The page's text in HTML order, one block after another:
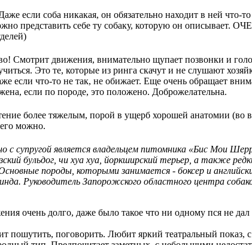
если соба никакая, он обязательно находит в ней что-
представить себе ту собаку, которую он описывает.
Смотрит движения, внимательно щупает позвонки и
Это те, которые из ринга скачут и не слушают
если что-то не так, не обижает. Еще очень обращает
если по породе, это положено. Доброжелательна.
более тяжелым, порой в ущерб хорошей анатомии (во
его можно.
супругой является владельцем питомника «Бис Мои
бульдог, чи хуа хуа, йоркширский терьер, а также
породы, которыми занимается - боксер и
Руководитель Запорожского областного центра
очень долго, даже было такое что ни одному пся не
пошутить, поговорить. Любит яркий театральный показ,